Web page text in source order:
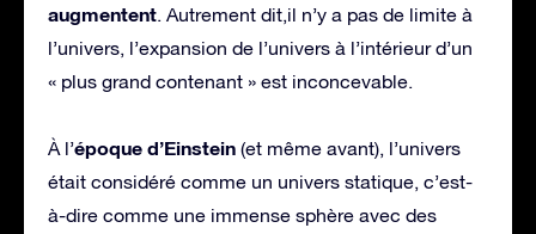
augmentent. Autrement dit,il n’y a pas de limite à
l’univers, l’expansion de l’univers à l’intérieur d’un
« plus grand contenant » est inconcevable.
À l’époque d’Einstein (et même avant), l’univers
était considéré comme un univers statique, c’est-
à-dire comme une immense sphère avec des